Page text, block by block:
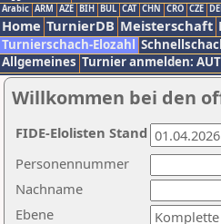
Arabic ARM AZE BIH BUL CAT CHN CRO CZE
Home TurnierDB Meisterschaft
Turnierschach-Elozahl
Allgemeines Turnier anmelden: AUT
Willkommen bei den
Nachname
Ebene
Personennummer
FIDE-Elolisten Stand